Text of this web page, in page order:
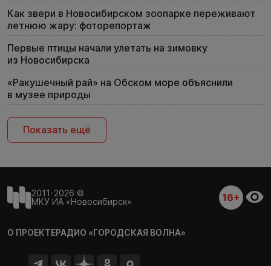
Как звери в Новосибирском зоопарке переживают
летнюю жару: фоторепортаж
Первые птицы начали улетать на зимовку
из Новосибирска
«Ракушечный рай» на Обском море объяснили
в музее природы
Показать ещё
2011-2026 ©
МКУ ИА «Новосибирск»
16+
О ПРОЕКТЕРАДИО «ГОРОДСКАЯ ВОЛНА»